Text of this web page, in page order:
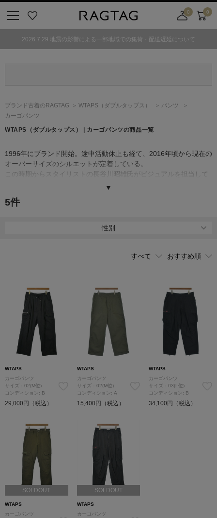
気
0
舗
カ
ト
0
2026.7.29 地震の影響による一部地域での集荷・配送遅延について
ブランド古着のRAGTAG WTAPS （ダブルタップス）
パンツ
カーゴパンツ
WTAPS （ダブルタップス） | カーゴパンツの商品一覧
1996年にブランド開始。途中活動休止も経て、2016年頃から現在の
オーバーサイズのシルエットが定着している。
この時期からスタイリストの長谷川昭雄氏がビジュアルを担当して
が若い頃に影響を受けたミリタリーテイストのアイテムを基本にし
▼
5件
性別
WTAPS
カーゴパンツ
サイズ：02(M位)
コンディション: B
29,000円（税込）
WTAPS
カーゴパンツ
サイズ：02(M位)
コンディション: A
15,400円（税込）
WTAPS
カーゴパンツ
サイズ：03(L位)
コンディション: B
34,100円（税込）
SOLDOUT
WTAPS
カーゴパンツ
SOLDOUT
WTAPS
カーゴパンツ